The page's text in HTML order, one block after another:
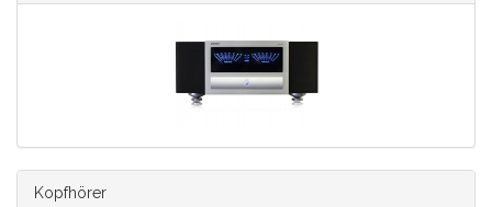
Kopfhörer